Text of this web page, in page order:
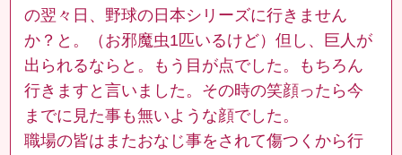
の翌々日、野球の日本シリーズに行きません
か？と。（お邪魔虫1匹いるけど）但し、巨人が
出られるならと。もう目が点でした。もちろん
行きますと言いました。その時の笑顔ったら今
までに見た事も無いような顔でした。
職場の皆はまたおなじ事をされて傷つくから行